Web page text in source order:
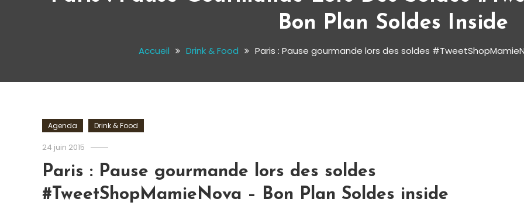
Bon Plan Soldes Inside
Accueil Drink & Food Paris : Pause gourmande lors des soldes
Agenda Drink & Food
24 juin 2015
Paris : Pause gourmande lors des soldes
#TweetShopMamieNova – Bon Plan Soldes inside